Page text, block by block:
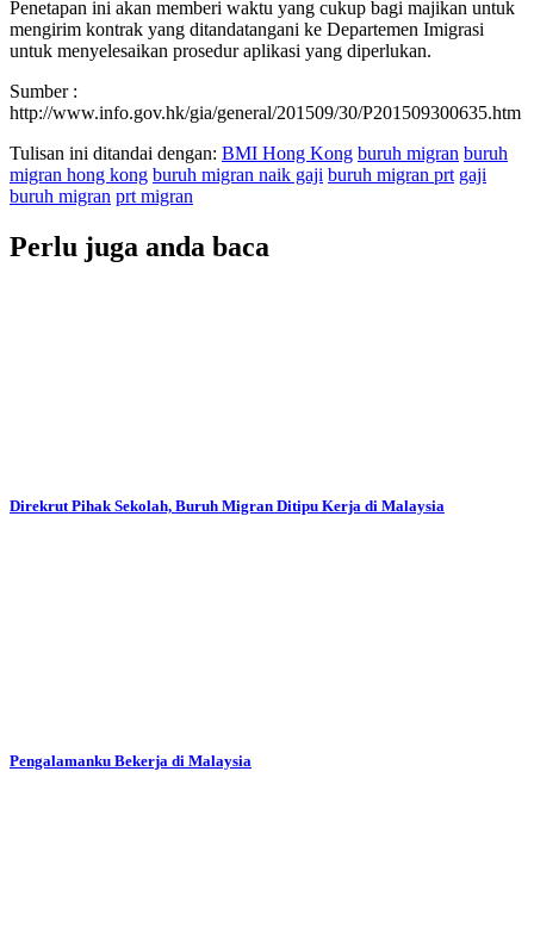
Penetapan ini akan memberi waktu yang cukup bagi majikan untuk
mengirim kontrak yang ditandatangani ke Departemen Imigrasi
untuk menyelesaikan prosedur aplikasi yang diperlukan.
Sumber :
http://www.info.gov.hk/gia/general/201509/30/P201509300635.htm
Tulisan ini ditandai dengan: BMI Hong Kong buruh migran buruh
migran hong kong buruh migran naik gaji buruh migran prt gaji
buruh migran prt migran
Perlu juga anda baca
Direkrut Pihak Sekolah, Buruh Migran Ditipu Kerja di Malaysia
Pengalamanku Bekerja di Malaysia